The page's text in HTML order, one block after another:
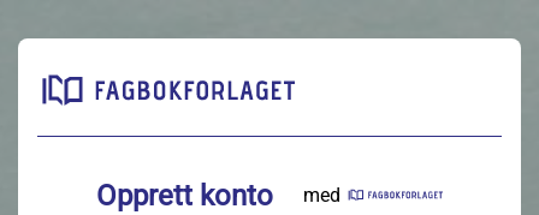
Opprett konto med